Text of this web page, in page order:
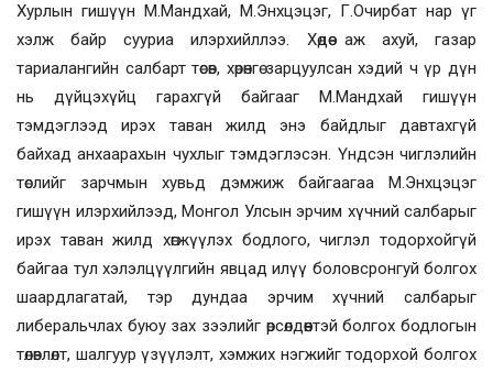
Хурлын гишүүн М.Мандхай, М.Энхцэцэг, Г.Очирбат нар үг
хэлж байр сууриа илэрхийллээ. Хөдөө аж ахуй, газар
тариалангийн салбарт төсөв, хөрөнгө зарцуулсан хэдий ч үр дүн
нь дүйцэхүйц гарахгүй байгааг М.Мандхай гишүүн
тэмдэглээд ирэх таван жилд энэ байдлыг давтахгүй
байхад анхаарахын чухлыг тэмдэглэсэн. Үндсэн чиглэлийн
төслийг зарчмын хувьд дэмжиж байгаагаа М.Энхцэцэг
гишүүн илэрхийлээд, Монгол Улсын эрчим хүчний салбарыг
ирэх таван жилд хөгжүүлэх бодлого, чиглэл тодорхойгүй
байгаа тул хэлэлцүүлгийн явцад илүү боловсронгуй болгох
шаардлагатай, тэр дундаа эрчим хүчний салбарыг
либеральчлах буюу зах зээлийг өрсөлдөөнтэй болгох бодлогын
төлөвлөлт, шалгуур үзүүлэлт, хэмжих нэгжийг тодорхой болгох